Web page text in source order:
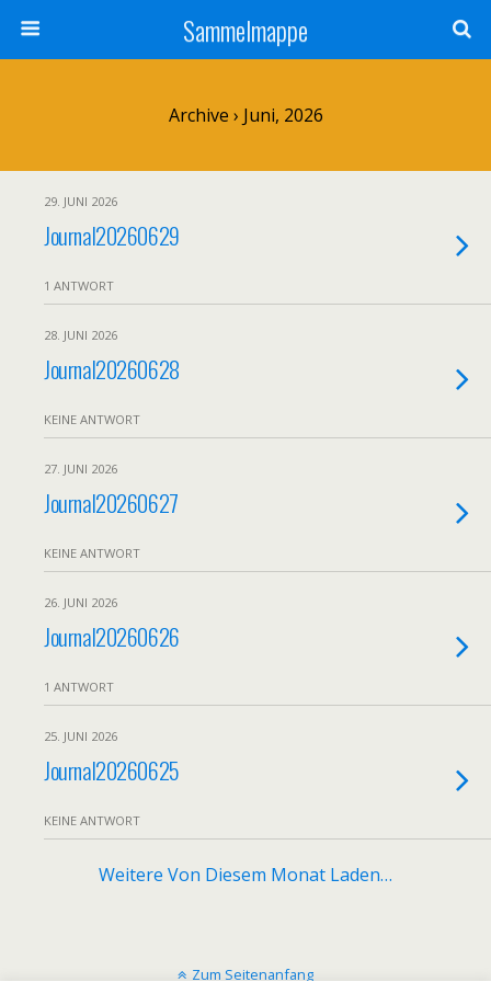
Sammelmappe
Archive › Juni, 2026
29. JUNI 2026
Journal20260629
1 ANTWORT
28. JUNI 2026
Journal20260628
KEINE ANTWORT
27. JUNI 2026
Journal20260627
KEINE ANTWORT
26. JUNI 2026
Journal20260626
1 ANTWORT
25. JUNI 2026
Journal20260625
KEINE ANTWORT
Weitere Von Diesem Monat Laden…
Zum Seitenanfang